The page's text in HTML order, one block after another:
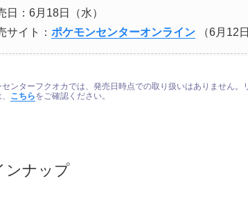
日：6月18日（水）
サイト： ポケモンセンターオンライン（6月12
ンターフクオカでは、発売日時点での取り扱いはありません。
こちらをご確認ください。
ンナップ